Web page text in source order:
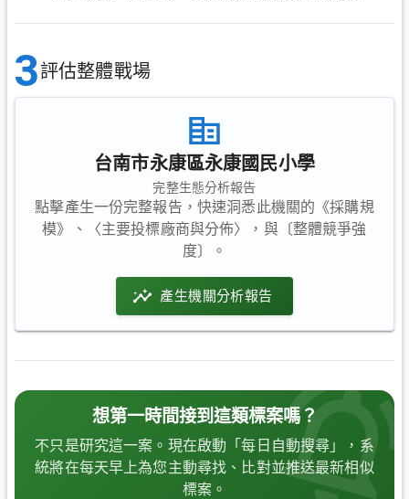
3評估整體戰場
台南市永康區永康國民小學
完整生態分析報告
點擊產生一份完整報告，快速洞悉此機關的《採購規
模》、〈主要投標廠商與分佈〉，與〔整體競爭強
度〕。
產生機關分析報告
想第一時間接到這類標案嗎？
不只是研究這一案。現在啟動「每日自動搜尋」，系
統將在每天早上為您主動尋找、比對並推送最新相似
標案。